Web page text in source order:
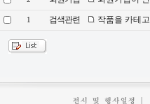
1 검색관련 작품을 카테